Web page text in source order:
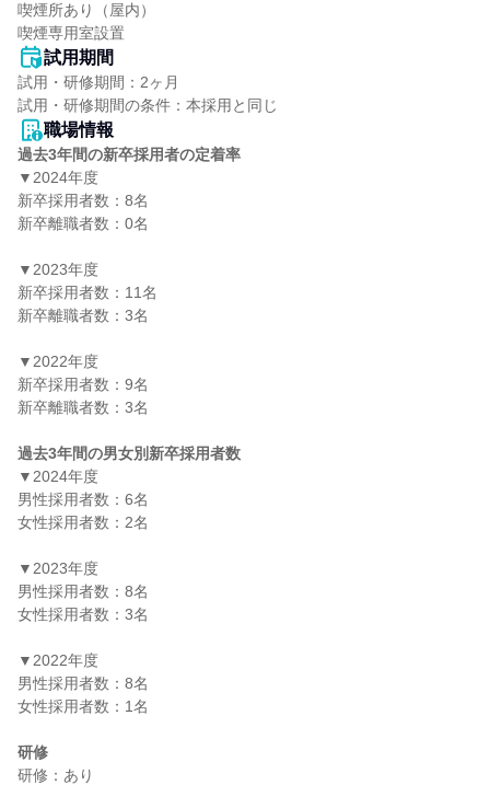
喫煙所あり（屋内）
喫煙専用室設置
試用期間
試用・研修期間：2ヶ月
職場情報
過去3年間の新卒採用者の定着率
▼2024年度
新卒採用者数：8名
新卒離職者数：0名
▼2023年度
新卒採用者数：11名
新卒離職者数：3名
▼2022年度
新卒採用者数：9名
新卒離職者数：3名
過去3年間の男女別新卒採用者数
▼2024年度
男性採用者数：6名
女性採用者数：2名
▼2023年度
男性採用者数：8名
女性採用者数：3名
▼2022年度
男性採用者数：8名
女性採用者数：1名
研修
研修：あり